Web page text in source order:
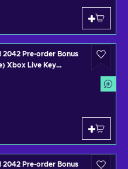
2042 Pre-order Bonus
Xbox Live Key
2042 Pre-order Bonus